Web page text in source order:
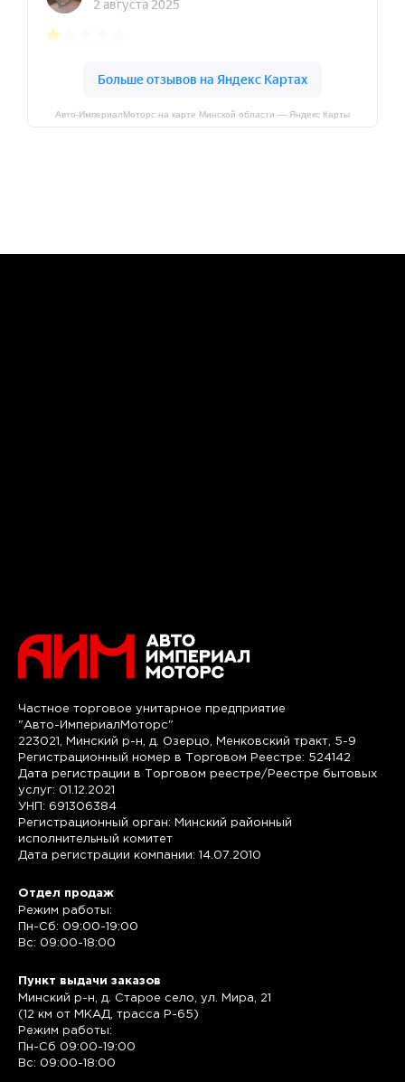
Авто-ИмпериалМоторс на карте Минской области — Яндекс Карты
Частное торговое унитарное предприятие
"Авто-ИмпериалМоторс"
223021, Минский р-н, д. Озерцо, Менковский тракт, 5-9
Регистрационный номер в Торговом Реестре: 524142
Дата регистрации в Торговом реестре/Реестре бытовых
услуг: 01.12.2021
УНП: 691306384
Регистрационный орган: Минский районный
исполнительный комитет
Дата регистрации компании: 14.07.2010
Отдел продаж
Режим работы:
Пн-Сб: 09:00-19:00
Вс: 09:00-18:00
Пункт выдачи заказов
Минский р-н, д. Старое село, ул. Мира, 21
(12 км от МКАД, трасса P-65)
Режим работы:
Пн-Сб 09:00-19:00
Вс: 09:00-18:00